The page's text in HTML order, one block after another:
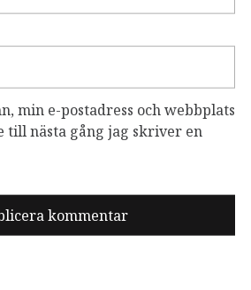
min e-postadress och webbplats
till nästa gång jag skriver en